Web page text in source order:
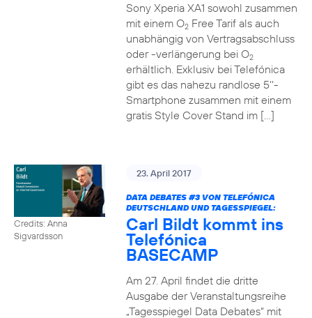
Sony Xperia XA1 sowohl zusammen
mit einem O2Free Tarif als auch
unabhängig von Vertragsabschluss
oder -verlängerung bei O2
erhältlich. Exklusiv bei Telefónica
gibt es das nahezu randlose 5‘‘-
Smartphone zusammen mit einem
gratis Style Cover Stand im […]
Credits: Anna
Sigvardsson
23. April 2017
DATA DEBATES #3VON TELEFÓNICA
DEUTSCHLAND UND TAGESSPIEGEL:
Carl Bildt kommt ins
Telefónica
BASECAMP
Am 27. April findet die dritte
Ausgabe der Veranstaltungsreihe
„Tagesspiegel Data Debates“ mit